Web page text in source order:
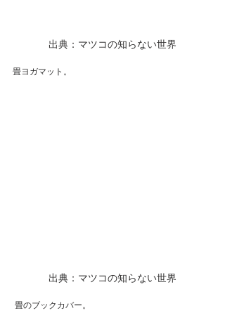
出典：マツコの知らない世界
畳ヨガマット。
出典：マツコの知らない世界
畳のブックカバー。